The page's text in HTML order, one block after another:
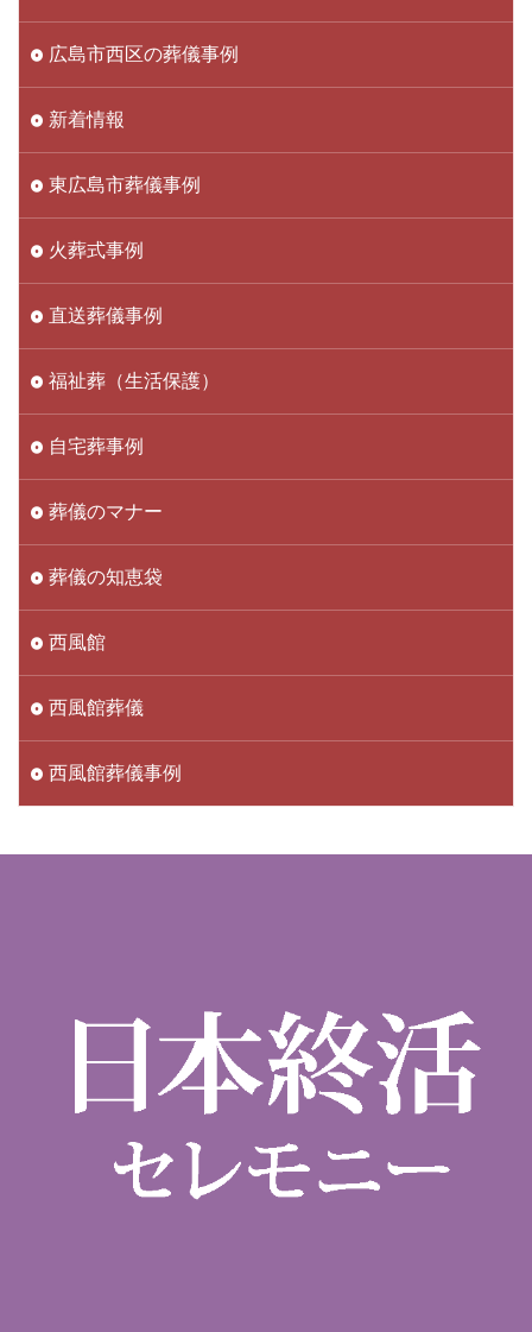
広島市西区の葬儀事例
新着情報
東広島市葬儀事例
火葬式事例
直送葬儀事例
福祉葬（生活保護）
自宅葬事例
葬儀のマナー
葬儀の知恵袋
西風館
西風館葬儀
西風館葬儀事例